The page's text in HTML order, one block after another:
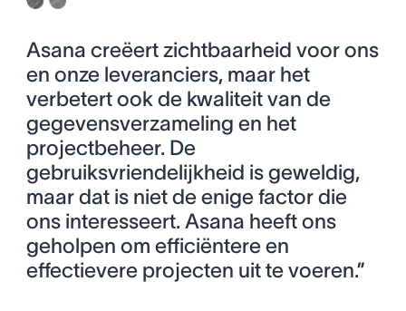
Asana creëert zichtbaarheid voor ons
en onze leveranciers, maar het
verbetert ook de kwaliteit van de
gegevensverzameling en het
projectbeheer. De
gebruiksvriendelijkheid is geweldig,
maar dat is niet de enige factor die
ons interesseert. Asana heeft ons
geholpen om efficiëntere en
effectievere projecten uit te voeren.”